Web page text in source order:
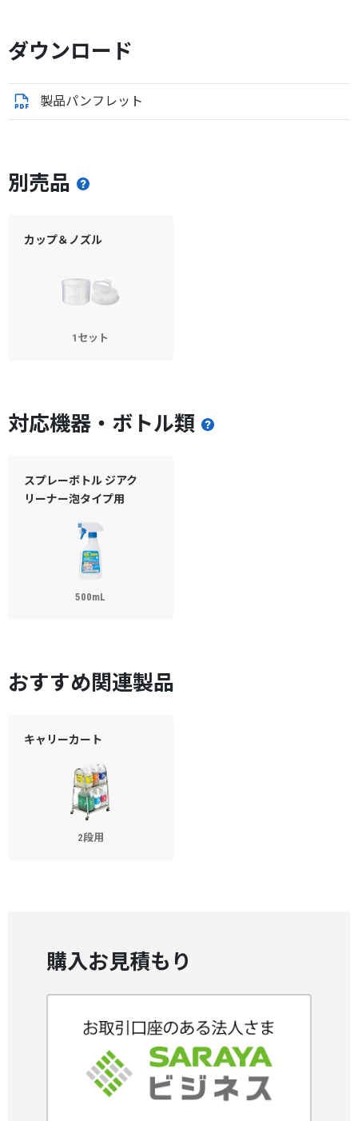
ダウンロード
製品パンフレット
別売品
カップ＆ノズル
1セット
対応機器・ボトル類
スプレーボトル ジアク
リーナー泡タイプ用
500mL
おすすめ関連製品
キャリーカート
2段用
購入お見積もり